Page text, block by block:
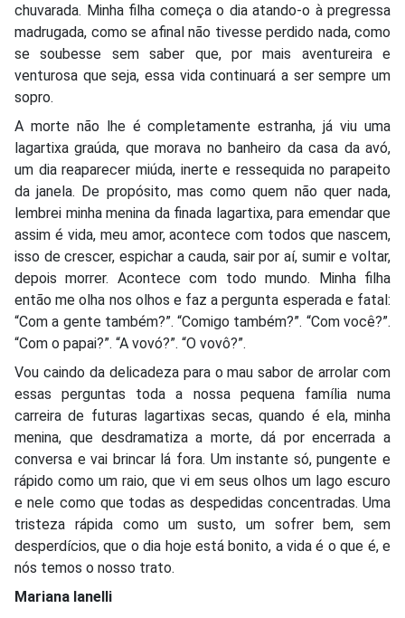
chuvarada. Minha filha começa o dia atando-o à pregressa
madrugada, como se afinal não tivesse perdido nada, como
se soubesse sem saber que, por mais aventureira e
venturosa que seja, essa vida continuará a ser sempre um
sopro.
A morte não lhe é completamente estranha, já viu uma
lagartixa graúda, que morava no banheiro da casa da avó,
um dia reaparecer miúda, inerte e ressequida no parapeito
da janela. De propósito, mas como quem não quer nada,
lembrei minha menina da finada lagartixa, para emendar que
assim é vida, meu amor, acontece com todos que nascem,
isso de crescer, espichar a cauda, sair por aí, sumir e voltar,
depois morrer. Acontece com todo mundo. Minha filha
então me olha nos olhos e faz a pergunta esperada e fatal:
“Com a gente também?”. “Comigo também?”. “Com você?”.
“Com o papai?”. “A vovó?”. “O vovô?”.
Vou caindo da delicadeza para o mau sabor de arrolar com
essas perguntas toda a nossa pequena família numa
carreira de futuras lagartixas secas, quando é ela, minha
menina, que desdramatiza a morte, dá por encerrada a
conversa e vai brincar lá fora. Um instante só, pungente e
rápido como um raio, que vi em seus olhos um lago escuro
e nele como que todas as despedidas concentradas. Uma
tristeza rápida como um susto, um sofrer bem, sem
desperdícios, que o dia hoje está bonito, a vida é o que é, e
nós temos o nosso trato.
Mariana Ianelli